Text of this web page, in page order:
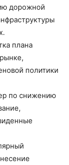
дорожной
плана
политики
по снижению